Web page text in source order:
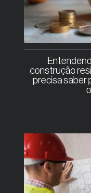
construção
precisa saber